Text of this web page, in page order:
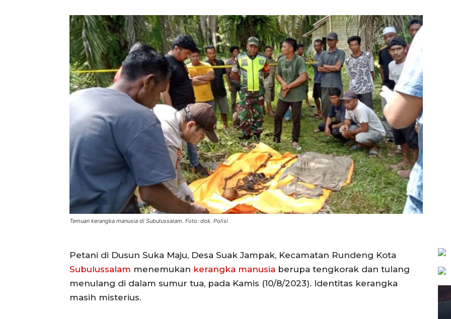
Temuan kerangka manusia di Subulussalam. Foto: dok. Polisi
Petani di Dusun Suka Maju, Desa Suak Jampak, Kecamatan Rundeng Kota
Subulussalam menemukan kerangka manusia berupa tengkorak dan tulang
menulang di dalam sumur tua, pada Kamis (10/8/2023). Identitas kerangka
masih misterius.